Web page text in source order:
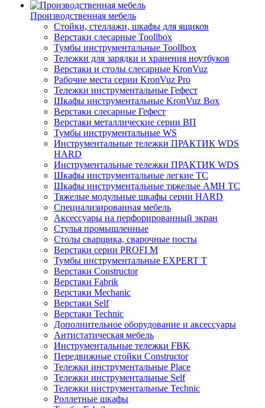
Производственная мебель
Стойки, стеллажи, шкафы для ящиков
Верстаки слесарные Toollbox
Тумбы инструментальные Toollbox
Тележки для зарядки и хранения ноутбуков
Верстаки и столы слесарные KronVuz
Рабочие места серии KronVuz Pro
Тележки инструментальные Гефест
Шкафы инструментальные KronVuz Box
Верстаки слесарные Гефест
Верстаки металлические серии ВП
Тумбы инструментальные WS
Инструментальные тележки ПРАКТИК WDS
HARD
Инструментальные тележки ПРАКТИК WDS
Шкафы инструментальные легкие ТС
Шкафы инструментальные тяжелые AMH TC
Тяжелые модульные шкафы серии HARD
Cпециализированная мебель
Аксессуары на перфорированный экран
Стулья промышленные
Столы сварщика, сварочные посты
Верстаки серии PROFI M
Тумбы инструментальные EXPERT T
Верстаки Constructor
Верстаки Fabrik
Верстаки Mechanic
Верстаки Self
Верстаки Technic
Дополнительное оборудование и аксессуары
Антистатическая мебель
Инструментальные тележки FBK
Передвижные стойки Constructor
Тележки инструментальные Place
Тележки инструментальные Self
Тележки инструментальные Technic
Роллетные шкафы